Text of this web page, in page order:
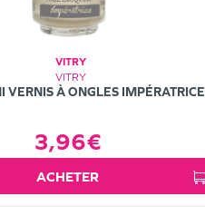
VITRY
VITRY
VERNIS À ONGLES IMPÉRATRICE
3,96€
ACHETER